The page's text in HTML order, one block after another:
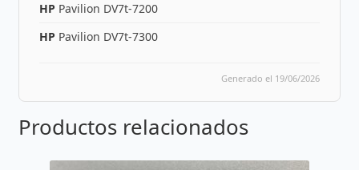
HP Pavilion DV7t-7200
HP Pavilion DV7t-7300
Generado el 19/06/2026
Productos relacionados